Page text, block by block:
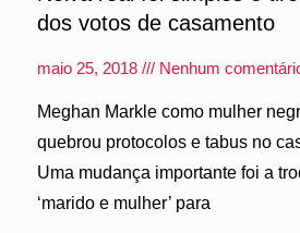
dos votos de casamento
maio 25, 2018 Nenhum
Meghan Markle como mulher
quebrou protocolos e tabus no
Uma mudança importante foi a
‘marido e mulher’ para